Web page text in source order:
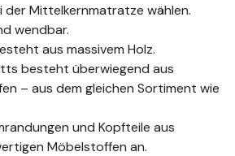
der Mittelkernmatratze wählen.
wendbar.
aus massivem Holz.
besteht überwiegend aus
– aus dem gleichen Sortiment wie
und Kopfteile aus
Möbelstoffen an.